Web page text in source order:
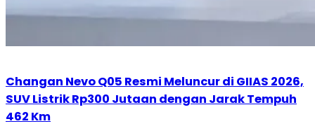
Changan Nevo Q05 Resmi Meluncur di GIIAS 2026,
SUV Listrik Rp300 Jutaan dengan Jarak Tempuh
462 Km